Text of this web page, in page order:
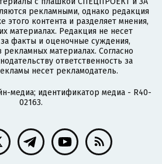
рекламными, однако редакция
этого контента и разделяет мнения,
материалах. Редакция не несет
факты и оценочные суждения,
материалах. Согласно
ответственность за
несет рекламодатель.
медиа; идентификатор медиа - R40-
02163.